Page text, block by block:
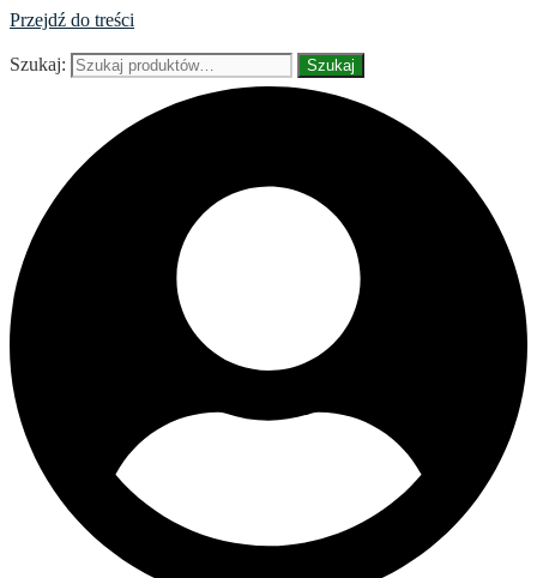
Przejdź do treści
Szukaj: Szukaj